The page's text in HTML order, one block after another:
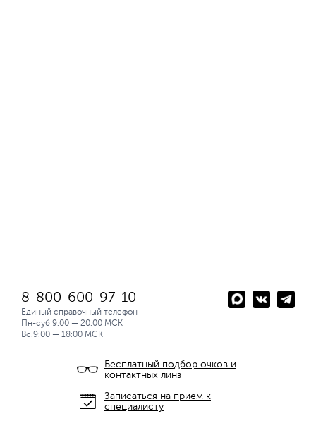
8-800-600-97-10
Единый справочный телефон
Пн-суб 9:00 — 20:00 МСК
Вс.9:00 — 18:00 МСК
Бесплатный подбор очков и
контактных линз
Записаться на прием к
специалисту